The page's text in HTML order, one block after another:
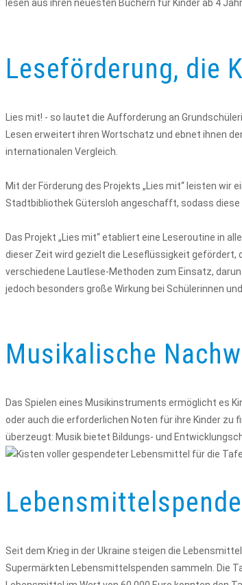
lesen aus ihren neuesten Büchern für Kinder ab 4
Leseförderung, die
Lies mit! - so lautet die Aufforderung an
Lesen erweitert ihren Wortschatz und ebnet ihnen
internationalen Vergleich.
Mit der Förderung des Projekts „Lies mit“ leisten wir
Stadtbibliothek Gütersloh angeschafft, sodass diese
Das Projekt „Lies mit“ etabliert eine Leseroutine in
dieser Zeit wird gezielt die Leseflüssigkeit gefördert,
verschiedene Lautlese-Methoden zum Einsatz,
jedoch besonders große Wirkung bei Schülerinnen
Musikalische
Das Spielen eines Musikinstruments ermöglicht es
oder auch die erforderlichen Noten für ihre Kinder zu
überzeugt: Musik bietet Bildungs- und
Seit dem Krieg in der Ukraine steigen die
Supermärkten Lebensmittelspenden sammeln. Die